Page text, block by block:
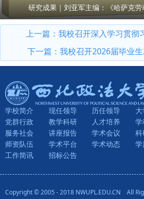
研究成果｜刘亚军主编：《哈萨克劳
上一篇： 我校召开深入学习贯彻习近平总书记
下一篇： 我校召开2026届毕业
学校简介 现任领导 历任领导
党群行政
教学科研 人才培养 学
服务社会
讲座报告 学术会议 科
师资队伍
学术平台 学术动态 学
工作简讯
招标公告
Copyright © 2005 - 2018 NWUPL.EDU.CN All